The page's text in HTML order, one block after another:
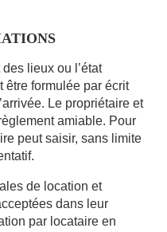
lieux ou l’état
être formulée par écrit
Le propriétaire et
amiable. Pour
peut saisir, sans limite
de location et
dans leur
par locataire en